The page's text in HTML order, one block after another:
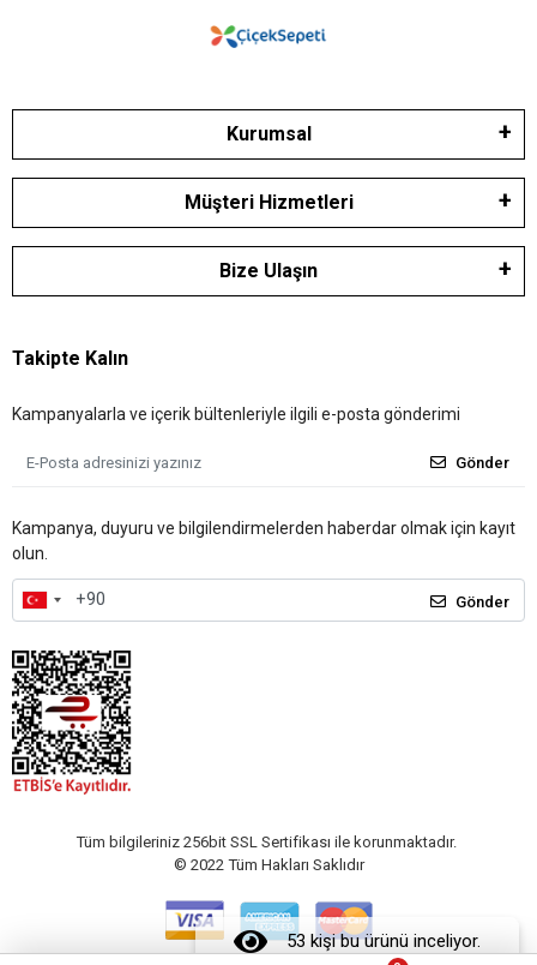
53 kişi bu ürünü inceliyor.
Kurumsal
Müşteri Hizmetleri
Bize Ulaşın
Takipte Kalın
Kampanyalarla ve içerik bültenleriyle ilgili e-posta gönderimi
Gönder
Kampanya, duyuru ve bilgilendirmelerden haberdar olmak için kayıt
olun.
Gönder
Tüm bilgileriniz 256bit SSL Sertifikası ile korunmaktadır.
© 2022 Tüm Hakları Saklıdır